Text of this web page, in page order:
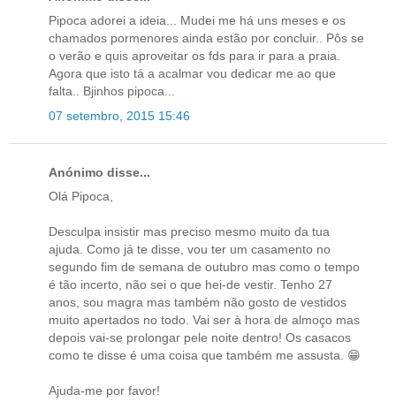
Pipoca adorei a ideia... Mudei me há uns meses e os
chamados pormenores ainda estão por concluir.. Pôs se
o verão e quis aproveitar os fds para ir para a praia.
Agora que isto tá a acalmar vou dedicar me ao que
falta.. Bjinhos pipoca...
07 setembro, 2015 15:46
Anónimo disse...
Olá Pipoca,
Desculpa insistir mas preciso mesmo muito da tua
ajuda. Como já te disse, vou ter um casamento no
segundo fim de semana de outubro mas como o tempo
é tão incerto, não sei o que hei-de vestir. Tenho 27
anos, sou magra mas também não gosto de vestidos
muito apertados no todo. Vai ser à hora de almoço mas
depois vai-se prolongar pele noite dentro! Os casacos
como te disse é uma coisa que também me assusta. 😁
Ajuda-me por favor!